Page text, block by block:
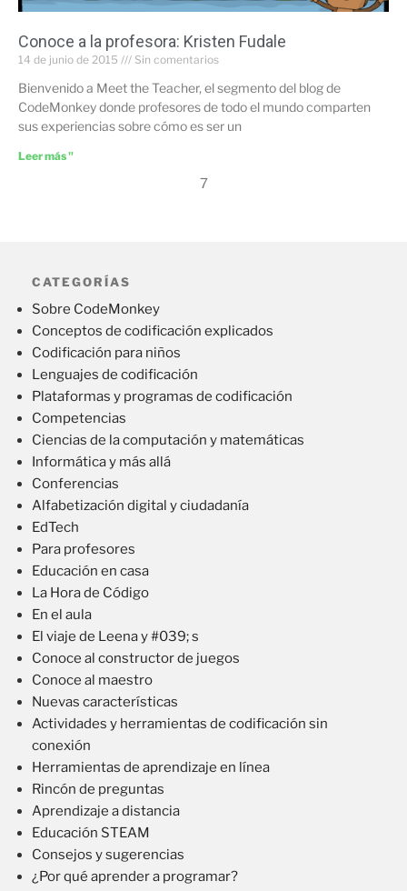
Conoce a la profesora: Kristen Fudale
14 de junio de 2015 Sin comentarios
Bienvenido a Meet the Teacher, el segmento del blog de
CodeMonkey donde profesores de todo el mundo comparten
sus experiencias sobre cómo es ser un
Leer más "
7
CATEGORÍAS
Sobre CodeMonkey
Conceptos de codificación explicados
Codificación para niños
Lenguajes de codificación
Plataformas y programas de codificación
Competencias
Ciencias de la computación y matemáticas
Informática y más allá
Conferencias
Alfabetización digital y ciudadanía
EdTech
Para profesores
Educación en casa
La Hora de Código
En el aula
El viaje de Leena y #039; s
Conoce al constructor de juegos
Conoce al maestro
Nuevas características
Actividades y herramientas de codificación sin
conexión
Herramientas de aprendizaje en línea
Rincón de preguntas
Aprendizaje a distancia
Educación STEAM
Consejos y sugerencias
¿Por qué aprender a programar?